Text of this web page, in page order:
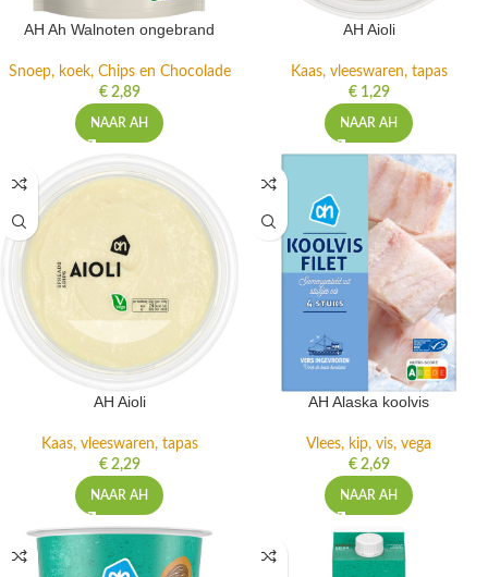
AH Ah Walnoten ongebrand
Snoep, koek, Chips en Chocolade
€2,89
NAAR AH
AH Aioli
Kaas, vleeswaren, tapas
€1,29
NAAR AH
AH Aioli
Kaas, vleeswaren, tapas
€2,29
NAAR AH
AH Alaska koolvis
Vlees, kip, vis, vega
€2,69
NAAR AH